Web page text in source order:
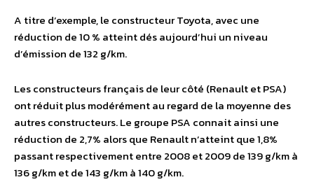
A titre d’exemple, le constructeur Toyota, avec une
réduction de 10 % atteint dés aujourd’hui un niveau
d’émission de 132 g/km.
Les constructeurs français de leur côté (Renault et PSA)
ont réduit plus modérément au regard de la moyenne des
autres constructeurs. Le groupe PSA connait ainsi une
réduction de 2,7% alors que Renault n’atteint que 1,8%
passant respectivement entre 2008 et 2009 de 139 g/km à
136 g/km et de 143 g/km à 140 g/km.